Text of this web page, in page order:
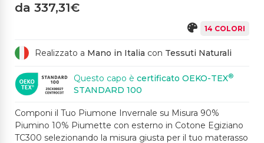
da 337,31€
14 COLORI
Realizzato a Mano in Italia con Tessuti Naturali
Questo capo è certificato OEKO-TEX®
STANDARD 100
Componi il Tuo Piumone Invernale su Misura 90%
Piumino 10% Piumette con esterno in Cotone Egiziano
TC300 selezionando la misura giusta per il tuo materasso